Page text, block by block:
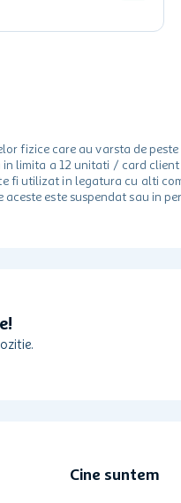
fizice care au varsta de
limita a 12 unitati / card
fi utilizat in legatura cu alti
este suspendat sau in
Cine suntem